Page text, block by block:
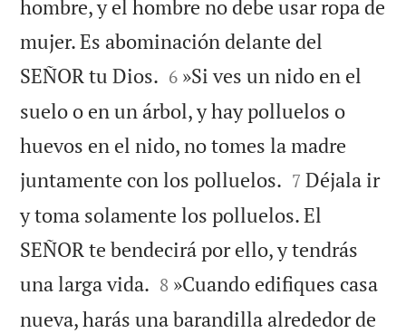
hombre, y el hombre no debe usar ropa de
mujer. Es abominación delante del
SEÑOR tu Dios. 

6 »Si ves un nido en el
suelo o en un árbol, y hay polluelos o
huevos en el nido, no tomes la madre
juntamente con los polluelos. 

7 Déjala ir
y toma solamente los polluelos. El
SEÑOR te bendecirá por ello, y tendrás
una larga vida. 

8 »Cuando edifiques casa
nueva, harás una barandilla alrededor de